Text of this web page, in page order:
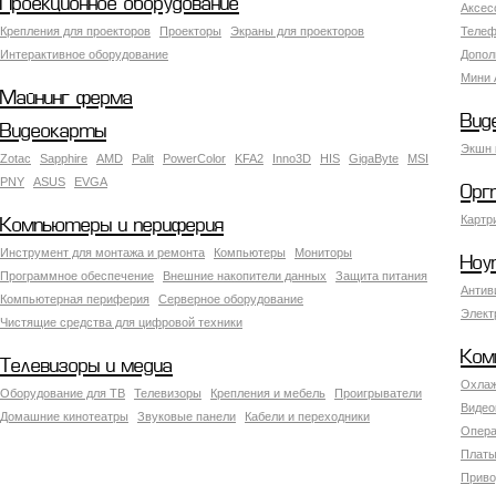
Мини
Проекционное оборудование
Крепления для проекторов Проекторы
Экраны для проекторов
Интерактивное оборудование
Майнинг ферма
Экшн
Видеокарты
Zotac Sapphire AMD Palit PowerColor KFA2 Inno3D HIS GigaByte
MSI
PNY
ASUS EVGA
Компьютеры и периферия
Инструмент для монтажа и ремонта Компьютеры
Мониторы
Программное обеспечение
Внешние накопители данных
Защита питания
Компьютерная периферия
Серверное оборудование
Чистящие средства для цифровой техники
Телевизоры и медиа
Оборудование для ТВ Телевизоры Крепления и мебель
Проигрыватели
Домашние кинотеатры
Звуковые панели Кабели и переходники